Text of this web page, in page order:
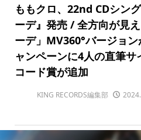
ももクロ、22nd CDシン
ーデ』発売 / 全方向が見
ーデ」MV360°バージョ
ャンペーンに4人の直筆
コード賞が追加
KING RECORDS編集部